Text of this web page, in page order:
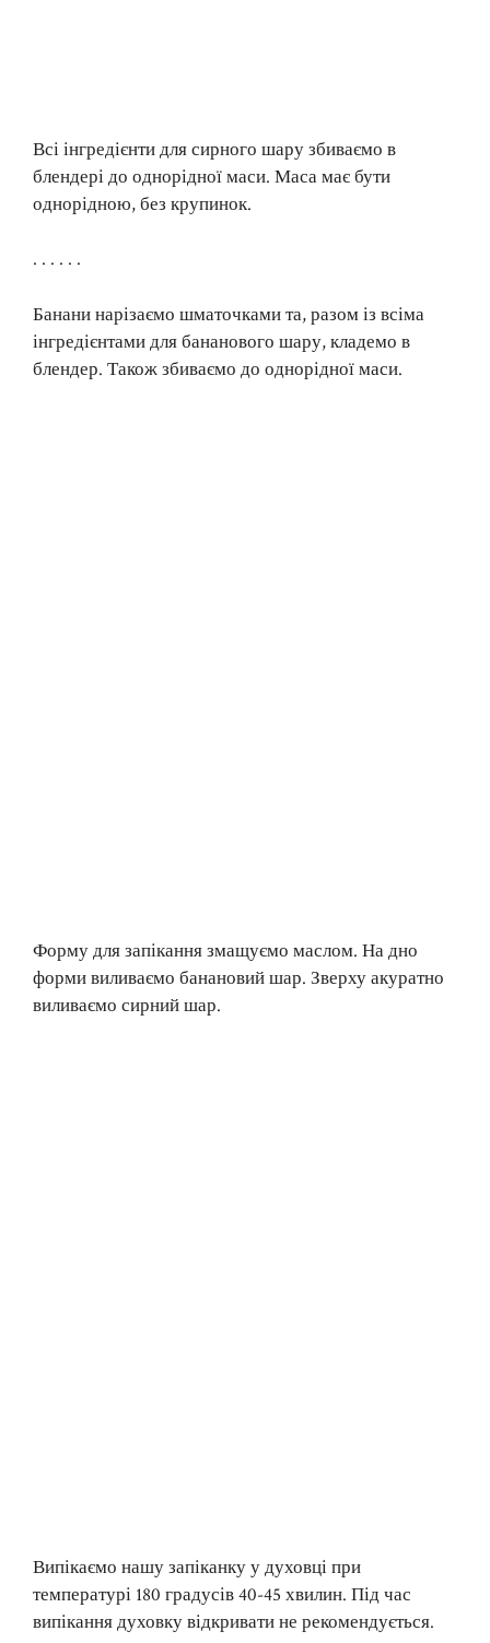
Всі інгредієнти для сирного шару збиваємо в
блендері до однорідної маси. Маса має бути
однорідною, без крупинок.
. . . . . .
Банани нарізаємо шматочками та, разом із всіма
інгредієнтами для бананового шару, кладемо в
блендер. Також збиваємо до однорідної маси.
Форму для запікання змащуємо маслом. На дно
форми виливаємо банановий шар. Зверху акуратно
виливаємо сирний шар.
Випікаємо нашу запіканку у духовці при
температурі 180 градусів 40-45 хвилин. Під час
випікання духовку відкривати не рекомендується.